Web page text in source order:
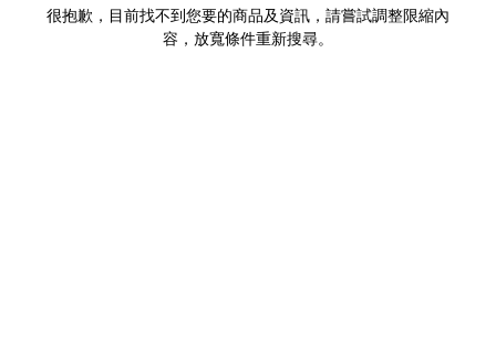
很抱歉，目前找不到您要的商品及資訊，請嘗試調整限縮內
容，放寬條件重新搜尋。